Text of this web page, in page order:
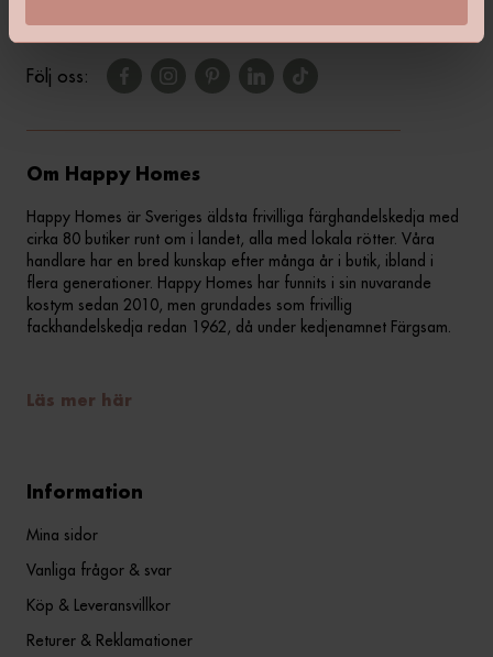
Följ oss:
Om Happy Homes
Happy Homes är Sveriges äldsta frivilliga färghandelskedja med
cirka 80 butiker runt om i landet, alla med lokala rötter. Våra
handlare har en bred kunskap efter många år i butik, ibland i
flera generationer. Happy Homes har funnits i sin nuvarande
kostym sedan 2010, men grundades som frivillig
fackhandelskedja redan 1962, då under kedjenamnet Färgsam.
Läs mer här
Information
Mina sidor
Vanliga frågor & svar
Köp & Leveransvillkor
Returer & Reklamationer